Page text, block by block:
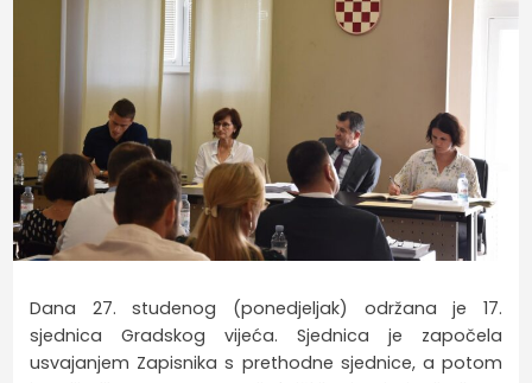
Dana 27. studenog (ponedjeljak) održana je 17.
sjednica Gradskog vijeća. Sjednica je započela
usvajanjem Zapisnika s prethodne sjednice, a potom